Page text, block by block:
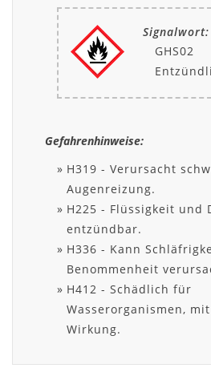
Signalwort:
GHS02
Gefahrenhinweise:
H319 - Verursacht
Augenreizung.
H225 - Flüssigkeit und
entzündbar.
H336 - Kann
Benommenheit
H412 - Schädlich für
Wasserorganismen,
Wirkung.